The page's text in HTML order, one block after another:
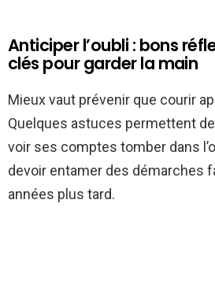
Anticiper l’oubli : bons
clés pour garder la main
Mieux vaut prévenir que courir
Quelques astuces permettent
voir ses comptes tomber dans
devoir entamer des démarches
années plus tard.